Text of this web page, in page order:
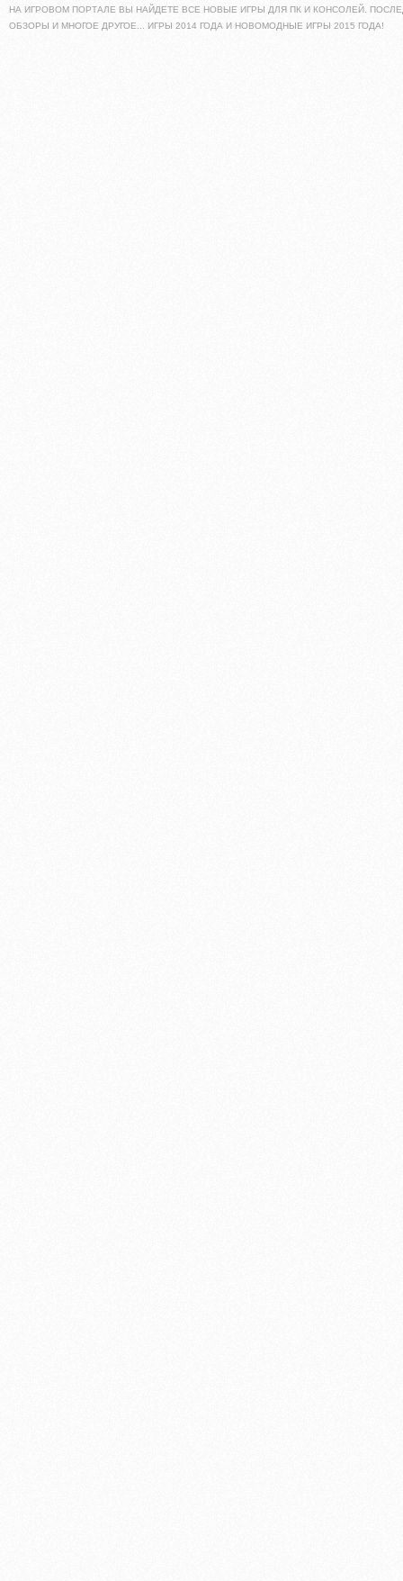
НА ИГРОВОМ ПОРТАЛЕ ВЫ НАЙДЕТЕ ВСЕ НОВЫЕ ИГРЫ ДЛЯ ПК И КОНСОЛЕЙ.
ОБЗОРЫ И МНОГОЕ ДРУГОЕ... ИГРЫ 2014 ГОДА И НОВОМОДНЫЕ ИГРЫ 2015 ГОДА!